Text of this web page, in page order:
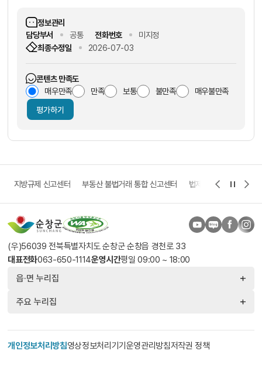
정보관리
담당부서
공통 전화번호
미지정
최종수정일
2026-07-03
콘텐츠 만족도
매우만족
만족 보통 불만족 매우불만족
평가하기
지방규제 신고센터 부동산 불법거래 통합 신고센터 법제처 보다나은 정부
(우)56039 전북특별자치도 순창군 순창읍 경천로 33
대표전화063-650-1114운영시간평일 09:00 ~ 18:00
읍·면 누리집
주요 누리집
개인정보처리방침영상정보처리기기운영관리방침저작권 정책